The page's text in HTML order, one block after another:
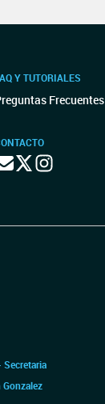
Y TUTORIALES
Frecuentes
Secretaria
Gonzalez